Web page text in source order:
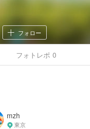
フォロー
フォトレポ 0
mzh
東京